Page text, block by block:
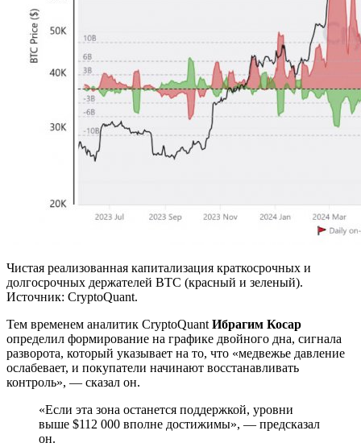
Чистая реализованная капитализация краткосрочных и
долгосрочных держателей BTC (красный и зеленый).
Источник: CryptoQuant.
Тем временем аналитик CryptoQuantИбрагим Косар
определил формирование на графике двойного дна, сигнала
разворота, который указывает на то, что «медвежье давление
ослабевает, и покупатели начинают восстанавливать
контроль», — сказал он.
«Если эта зона останется поддержкой, уровни
выше $112 000 вполне достижимы», — предсказал
он.